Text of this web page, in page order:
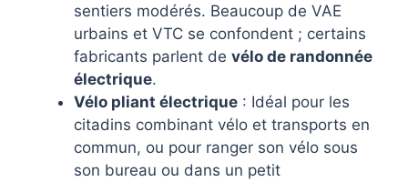
sentiers modérés. Beaucoup de VAE
urbains et VTC se confondent ; certains
fabricants parlent de vélo de randonnée
électrique.
Vélo pliant électrique : Idéal pour les
citadins combinant vélo et transports en
commun, ou pour ranger son vélo sous
son bureau ou dans un petit